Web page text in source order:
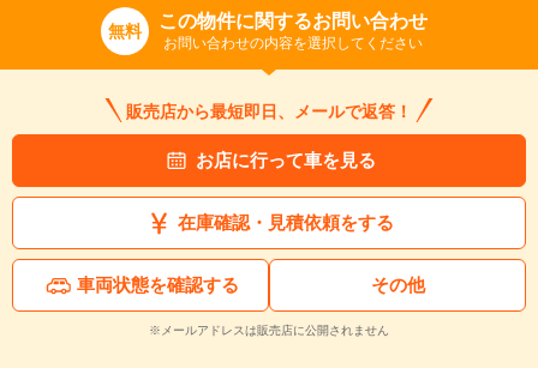
無料 この物件に関するお問い合わせ
お問い合わせの内容を選択してください
販売店から最短即日、メールで返答！
お店に行って車を見る
在庫確認・見積依頼をする
車両状態を確認する その他
※メールアドレスは販売店に公開されません